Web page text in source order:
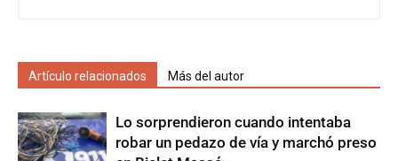
Artículo relacionados Más del autor
Lo sorprendieron cuando intentaba
robar un pedazo de vía y marchó preso